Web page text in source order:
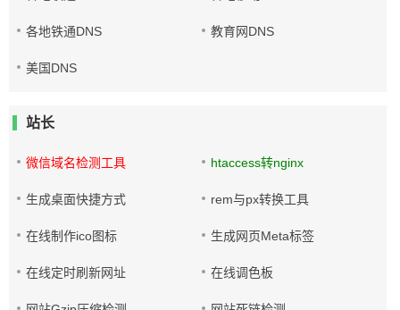
各地铁通DNS 教育网DNS
美国DNS
站长
微信域名检测工具 htaccess转nginx
生成桌面快捷方式 rem与px转换工具
在线制作ico图标 生成网页Meta标签
在线定时刷新网址 在线调色板